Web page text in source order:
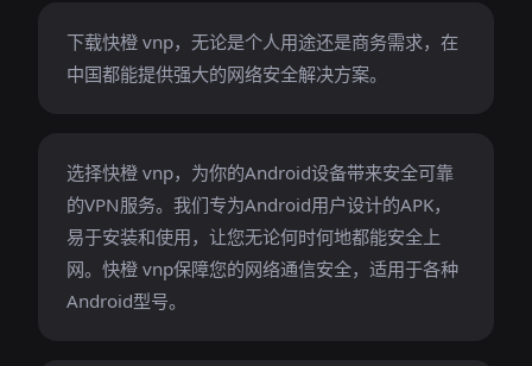
下载快橙 vnp，无论是个人用途还是商务需求，在
中国都能提供强大的网络安全解决方案。
选择快橙 vnp，为你的Android设备带来安全可靠
的VPN服务。我们专为Android用户设计的APK，
易于安装和使用，让您无论何时何地都能安全上
网。快橙 vnp保障您的网络通信安全，适用于各种
Android型号。